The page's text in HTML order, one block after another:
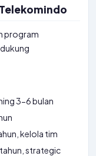
program
3-6 bulan
kelola tim
strategic